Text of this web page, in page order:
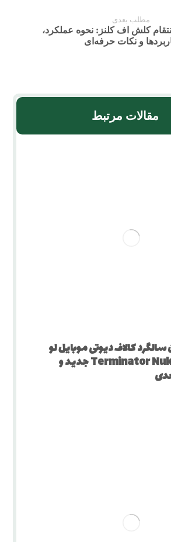
مطلب بعدی
کلش اف کلنز: نحوه عملکرد،
و نکات حرفه‌ای
مقالات مرتبط
کالاف دیوتی موبایل لو
رفت | Terminator Nuketown جدید و